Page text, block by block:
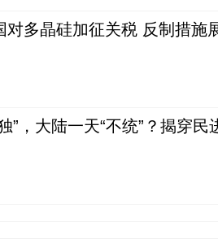
对多晶硅加征关税 反制措施
”，大陆一天“不统”？揭穿